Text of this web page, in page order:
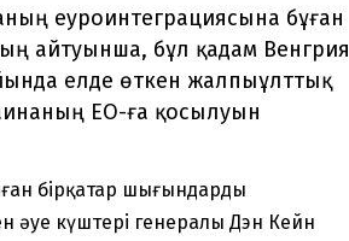
еуроинтеграциясына бұған
айтуынша, бұл қадам Венгрия
елде өткен жалпыұлттық
ЕО-ға қосылуын
бірқатар шығындарды
әуе күштері генералы Дэн Кейн